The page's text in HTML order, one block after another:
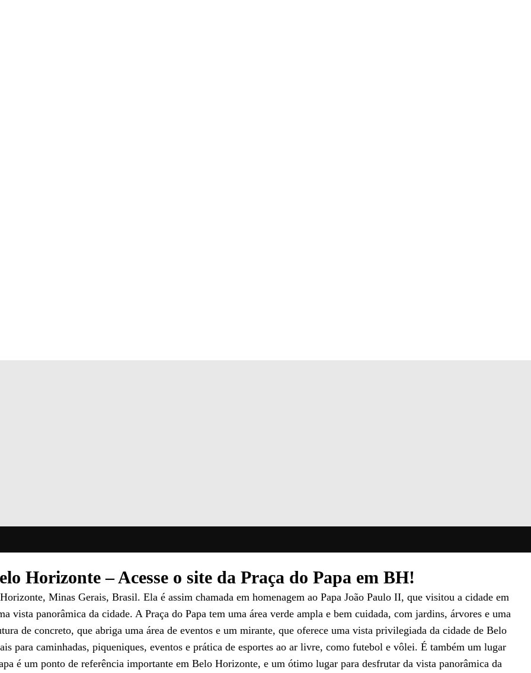
Horizonte – Acesse o site da Praça do Papa em BH!
Minas Gerais, Brasil. Ela é assim chamada em homenagem ao Papa João Paulo II, que visitou a cidade em
vista panorâmica da cidade. A Praça do Papa tem uma área verde ampla e bem cuidada, com jardins, árvores e uma
de concreto, que abriga uma área de eventos e um mirante, que oferece uma vista privilegiada da cidade de Belo
para caminhadas, piqueniques, eventos e prática de esportes ao ar livre, como futebol e vôlei. É também um lugar
é um ponto de referência importante em Belo Horizonte, e um ótimo lugar para desfrutar da vista panorâmica da